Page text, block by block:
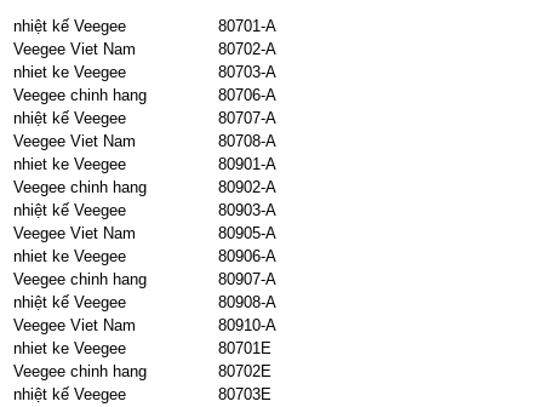
nhiệt kế Veegee
80701-A
Veegee Viet Nam
80702-A
nhiet ke Veegee
80703-A
Veegee chinh hang
80706-A
nhiệt kế Veegee
80707-A
Veegee Viet Nam
80708-A
nhiet ke Veegee
80901-A
Veegee chinh hang
80902-A
nhiệt kế Veegee
80903-A
Veegee Viet Nam
80905-A
nhiet ke Veegee
80906-A
Veegee chinh hang
80907-A
nhiệt kế Veegee
80908-A
Veegee Viet Nam
80910-A
nhiet ke Veegee
80701E
Veegee chinh hang
80702E
nhiệt kế Veegee
80703E